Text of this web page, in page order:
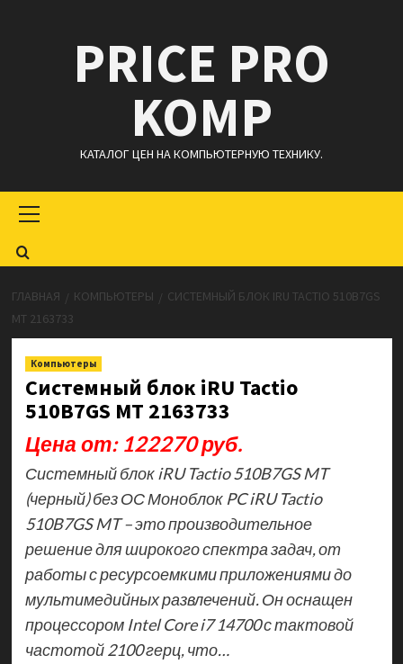
содержимомуPRICE PRO
KOMP
КАТАЛОГ ЦЕН НА КОМПЬЮТЕРНУЮ ТЕХНИКУ.
меню
ГЛАВНАЯ КОМПЬЮТЕРЫ
СИСТЕМНЫЙ БЛОК IRU TACTIO 510B7GS
MT 2163733
Компьютеры
Системный блок iRU Tactio
510B7GS MT 2163733
Цена от: 122270 руб.
Системный блок iRU Tactio 510B7GS MT
(черный) без ОС Моноблок PC iRU Tactio
510B7GS MT – это производительное
решение для широкого спектра задач, от
работы с ресурсоемкими приложениями до
мультимедийных развлечений. Он оснащен
процессором Intel Core i7 14700 с тактовой
частотой 2100 герц, что…